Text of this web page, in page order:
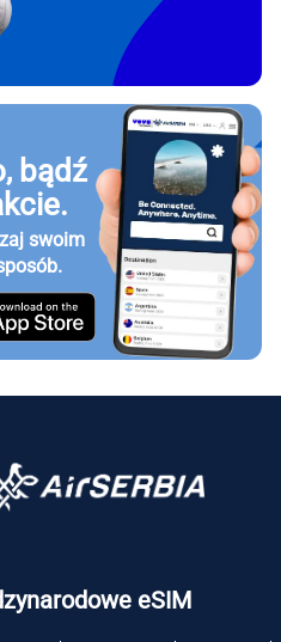
bądź
swoim
eSIM